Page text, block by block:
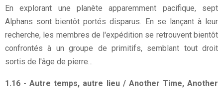
En explorant une planète apparemment pacifique, sept
Alphans sont bientôt portés disparus. En se lançant à leur
recherche, les membres de l'expédition se retrouvent bientôt
confrontés à un groupe de primitifs, semblant tout droit
sortis de l'âge de pierre...
1.16 - Autre temps, autre lieu / Another Time, Another